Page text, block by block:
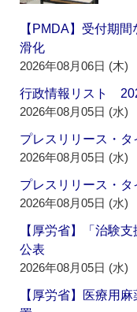
【PMDA】受付期
滑化
2026年08月06日 (木)
行政情報リスト
2026年08月05日 (水)
プレスリリース・
2026年08月05日 (水)
プレスリリース・
2026年08月05日 (水)
【厚労省】「治験
公表
2026年08月05日 (水)
【厚労省】医療用